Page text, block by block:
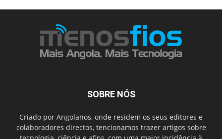
SOBRE NÓS
Criado por Angolanos, onde residem os seus editores e
colaboradores directos, tencionamos trazer artigos sobre